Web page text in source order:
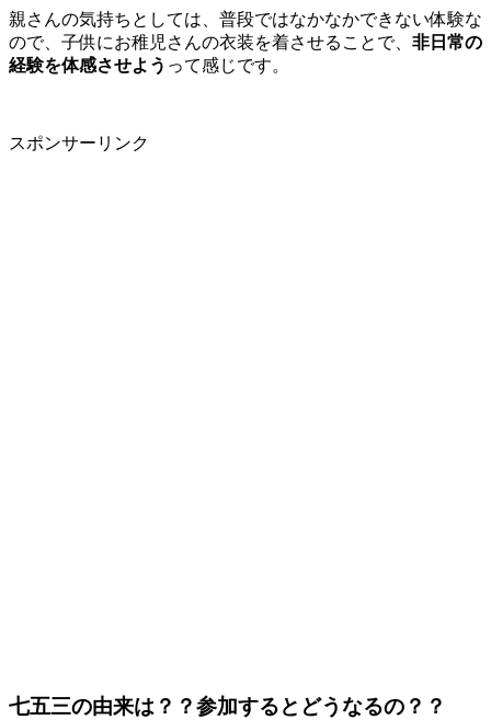
親さんの気持ちとしては、普段ではなかなかできない体験な
ので、子供にお稚児さんの衣装を着させることで、 非日常の
経験を体感させよう って感じです。
スポンサーリンク
七五三の由来は？？参加するとどうなるの？？